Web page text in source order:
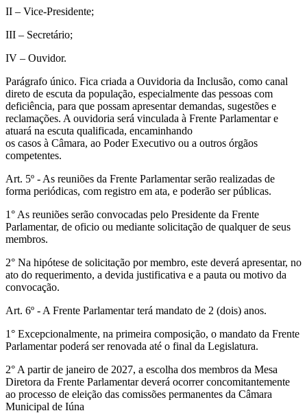
II – Vice-Presidente;
III – Secretário;
IV – Ouvidor.
Parágrafo único. Fica criada a Ouvidoria da Inclusão, como canal
direto de escuta da população, especialmente das pessoas com
deficiência, para que possam apresentar demandas, sugestões e
reclamações. A ouvidoria será vinculada à Frente Parlamentar e
atuará na escuta qualificada, encaminhando
os casos à Câmara, ao Poder Executivo ou a outros órgãos
competentes.
Art. 5º - As reuniões da Frente Parlamentar serão realizadas de
forma periódicas, com registro em ata, e poderão ser públicas.
1° As reuniões serão convocadas pelo Presidente da Frente
Parlamentar, de oficio ou mediante solicitação de qualquer de seus
membros.
2° Na hipótese de solicitação por membro, este deverá apresentar, no
ato do requerimento, a devida justificativa e a pauta ou motivo da
convocação.
Art. 6º - A Frente Parlamentar terá mandato de 2 (dois) anos.
1° Excepcionalmente, na primeira composição, o mandato da Frente
Parlamentar poderá ser renovada até o final da Legislatura.
2° A partir de janeiro de 2027, a escolha dos membros da Mesa
Diretora da Frente Parlamentar deverá ocorrer concomitantemente
ao processo de eleição das comissões permanentes da Câmara
Municipal de Iúna